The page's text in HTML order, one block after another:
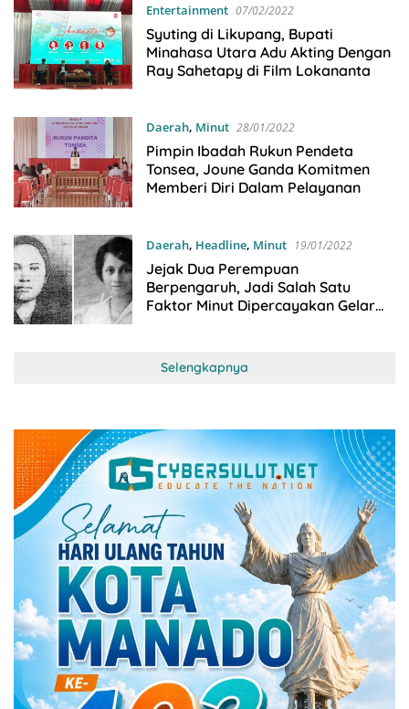
Entertainment 07/02/2022
Syuting di Likupang, Bupati
Minahasa Utara Adu Akting Dengan
Ray Sahetapy di Film Lokananta
Daerah, Minut 28/01/2022
Pimpin Ibadah Rukun Pendeta
Tonsea, Joune Ganda Komitmen
Memberi Diri Dalam Pelayanan
Daerah, Headline, Minut 19/01/2022
Jejak Dua Perempuan
Berpengaruh, Jadi Salah Satu
Faktor Minut Dipercayakan Gelar
Selengkapnya